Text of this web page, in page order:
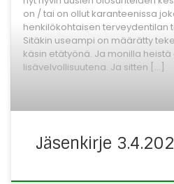
on / tai on ollut karanteenissa
henkilökohtaisen terveydentilan
Sitäkin useampi on määrätty
käsin etätyönä. Ja monilla
lisävelvollisuutena. Ja sitten […]
Jäsenkirje